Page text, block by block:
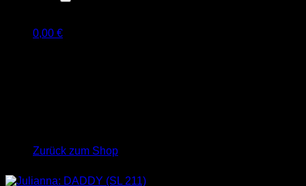
0,00 €
Zurück zum Shop